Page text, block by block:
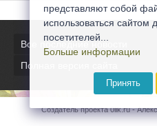
Все последние новости
Полная версия сайта
Создатель проекта 0lik.ru -
представляют собой
использоваться сайтом
посетителей...
Больше информации
Принять